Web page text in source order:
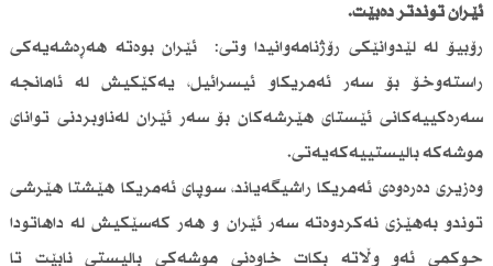
ئێران توندتر دەبێت.
رۆبیۆ لە لێدوانێكی رۆژنامەوانیدا وتی: ئێران بوەتە هەڕەشەیەكی
راستەوخۆ بۆ سەر ئەمریكاو ئیسرائیل، یەكێكیش لە ئامانجە
سەرەكییەكانی ئێستای هێرشەكان بۆ سەر ئێران لەناوبردنی توانای
موشەكە بالیستییەكەیەتی.
وەزیری دەرەوەی ئەمریكا راشیگەیاند، سوپای ئەمریكا هێشتا هێرشی
توندو بەهێزی نەكردوەتە سەر ئێران و هەر كەسێكیش لە داهاتودا
حوكمی ئەو وڵاتە بكات خاوەنی موشەكی بالیستی نابێت تا